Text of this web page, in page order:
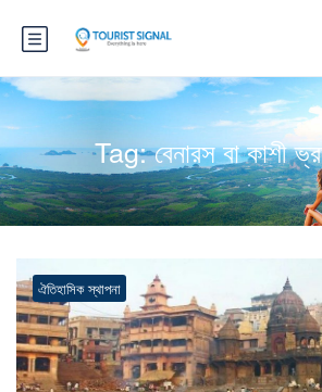
Tag:বেনারস বা কাশী
ঐতিহাসিক স্থাপনা